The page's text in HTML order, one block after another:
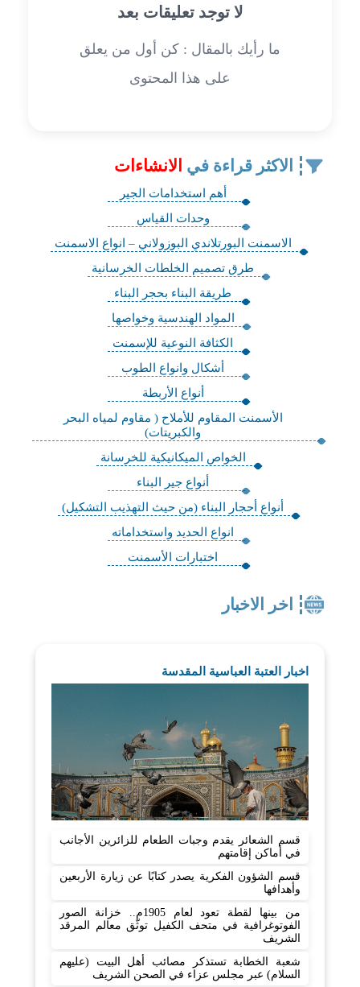
لا توجد تعليقات بعد
ما رأيك بالمقال : كن أول من يعلق
على هذا المحتوى
الاكثر قراءة في الانشاءات
أهم استخدامات الجير
وحدات القياس
الاسمنت البورتلاندي البوزولاني – انواع الاسمنت
طرق تصميم الخلطات الخرسانية
طريقة البناء بحجر البناء
المواد الهندسية وخواصها
الكثافة النوعية للإسمنت
أشكال وانواع الطوب
أنواع الأربطة
الأسمنت المقاوم للأملاح ( مقاوم لمياه البحر
والكبريتات)
الخواص الميكانيكية للخرسانة
أنواع جير البناء
أنواع أحجار البناء (من حيث التهذيب التشكيل)
انواع الحديد واستخداماته
اختبارات الأسمنت
اخر الاخبار
اخبار العتبة العباسية المقدسة
قسم الشعائر يقدم وجبات الطعام للزائرين الأجانب
في أماكن إقامتهم
قسم الشؤون الفكرية يصدر كتابًا عن زيارة الأربعين
وأهدافها
من بينها لقطة تعود لعام 1905م.. خزانة الصور
الفوتوغرافية في متحف الكفيل توثّق معالم المرقد
الشريف
شعبة الخطابة تستذكر مصائب أهل البيت (عليهم
السلام) عبر مجلس عزاء في الصحن الشريف